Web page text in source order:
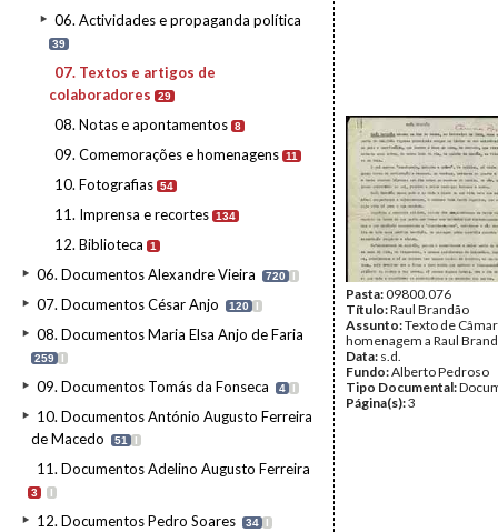
06. Actividades e propaganda política
39
07. Textos e artigos de
colaboradores
29
08. Notas e apontamentos 8
09. Comemorações e homenagens 11
10. Fotografias 54
11. Imprensa e recortes 134
12. Biblioteca 1
06. Documentos Alexandre Vieira 720 I
07. Documentos César Anjo 120 I
08. Documentos Maria Elsa Anjo de Faria
259 I
09. Documentos Tomás da Fonseca 4 I
10. Documentos António Augusto Ferreira
de Macedo
51 I
11. Documentos Adelino Augusto Ferreira
3 I
12. Documentos Pedro Soares 34 I
Pasta:09800.076
Título:Raul Brandão
Assunto:Texto de
homenagem a Raul
Data: s.d.
Fundo:Alberto Pedroso
Tipo Documental:
Página(s):3